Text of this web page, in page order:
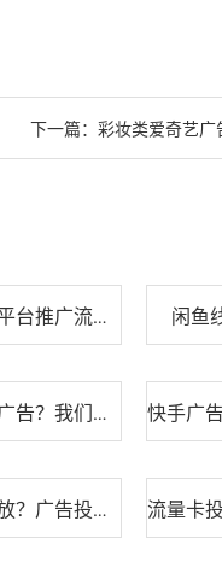
下一篇：彩妆类爱奇艺广
虎牙直播广告如何推广？虎牙直播平台推广流程！ 闲鱼
电商砍价类如何按转化投放网易云广告？我们需要注意些什么？
电商砍价类的如何进行优酷广告投放？广告投放的流程有哪些？